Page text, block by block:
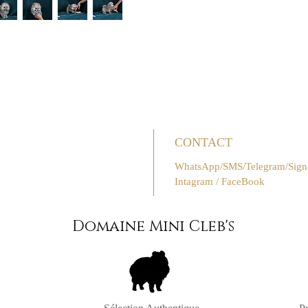
CONTACT
WhatsApp/SMS/Telegram/
Intagram / FaceBook
Domaine Mini Cleb's